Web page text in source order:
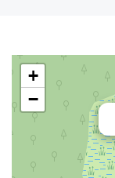
+
−